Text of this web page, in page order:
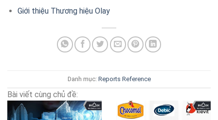
Giới thiệu Thương hiệu Olay
Danh mục: Reports Reference
Bài viết cùng chủ đề: